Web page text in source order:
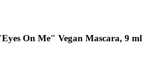
On Me" Vegan Mascara, 9 ml